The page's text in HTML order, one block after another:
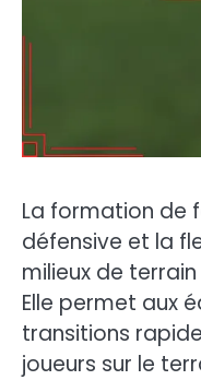
La formation de
défensive et la
milieux de
Elle permet aux
transitions
joueurs sur le